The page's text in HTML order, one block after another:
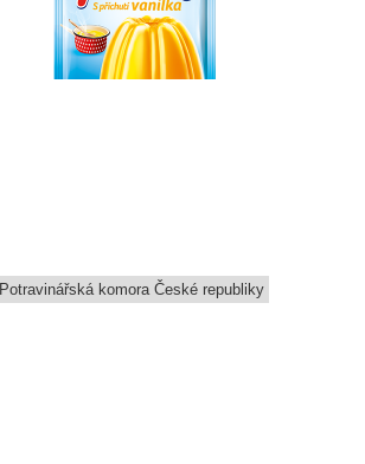
Potravinářská komora České republiky